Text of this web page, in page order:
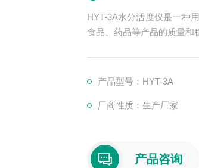
HYT-3A水分活度仪‌是一种
食品、药品等产品的质量和
产品型号：HYT-3A
厂商性质：生产厂家
产品咨询